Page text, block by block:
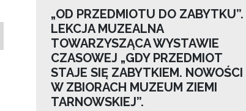
„OD PRZEDMIOTU DO ZABYTKU”.
LEKCJA MUZEALNA
TOWARZYSZĄCA WYSTAWIE
CZASOWEJ „GDY PRZEDMIOT
STAJE SIĘ ZABYTKIEM. NOWOŚCI
W ZBIORACH MUZEUM ZIEMI
TARNOWSKIEJ”.